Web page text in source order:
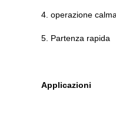
4. operazione
5. Partenza rapida
Applicazioni